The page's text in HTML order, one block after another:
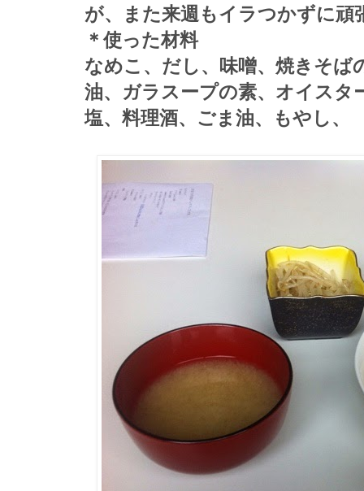
が、また来週もイラつかずに頑
＊使った材料
なめこ、だし、味噌、焼きそば
油、ガラスープの素、オイスタ
塩、料理酒、ごま油、もやし、